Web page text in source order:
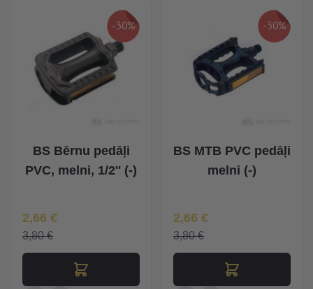
-30%
BS Bērnu pedāļi
PVC, melni, 1/2'' (-)
Īpaša Cena
2,66 €
3,80 €
-30%
BS MTB PVC pedāļi
melni (-)
Īpaša Cena
2,66 €
3,80 €